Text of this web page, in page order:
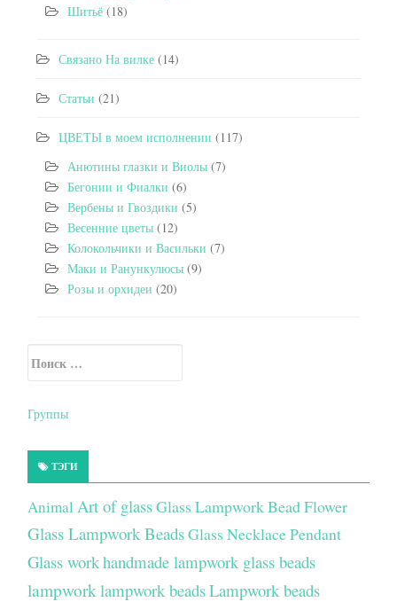
Шитьё (18)
Связано На вилке (14)
Статьи (21)
ЦВЕТЫ в моем исполнении (117)
Анютины глазки и Виолы (7)
Бегонии и Фиалки (6)
Вербены и Гвоздики (5)
Весенние цветы (12)
Колокольчики и Васильки (7)
Маки и Ранункулюсы (9)
Розы и орхидеи (20)
Secondary Sidebar
Группы
ТЭГИ
Animal Art of glassGlass Lampwork Bead Flower
Glass Lampwork BeadsGlass Necklace Pendant
Glass workhandmade lampwork glass beads
lampworklampwork beadsLampwork beads